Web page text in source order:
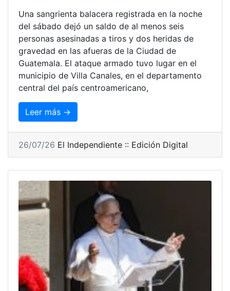
Una sangrienta balacera registrada en la noche
del sábado dejó un saldo de al menos seis
personas asesinadas a tiros y dos heridas de
gravedad en las afueras de la Ciudad de
Guatemala. El ataque armado tuvo lugar en el
municipio de Villa Canales, en el departamento
central del país centroamericano,
Leer más →
26/07/26 El Independiente :: Edición Digital